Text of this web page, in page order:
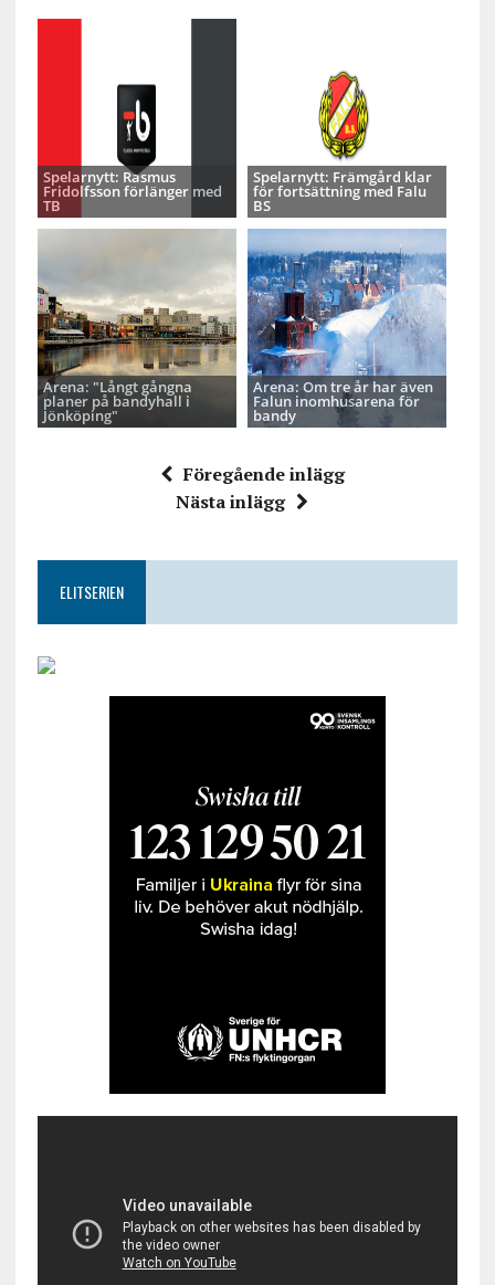
Spelarnytt: Rasmus
Fridolfsson förlänger med
TB
Spelarnytt: Främgård klar
för fortsättning med Falu
BS
Arena: "Långt gångna
planer på bandyhall i
Jönköping"
Arena: Om tre år har även
Falun inomhusarena för
bandy
Föregående inlägg
Nästa inlägg
ELITSERIEN